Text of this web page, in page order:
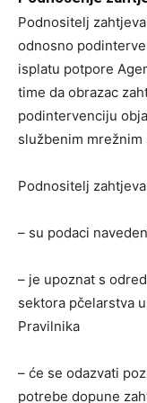
Podnositelj
odnosno
isplatu potpore
time da obrazac
podintervenciju
službenim mrežnim
Podnositelj
– su podaci
– je upoznat s
sektora pčelarstva
Pravilnika
– će se odazvati
potrebe dopune